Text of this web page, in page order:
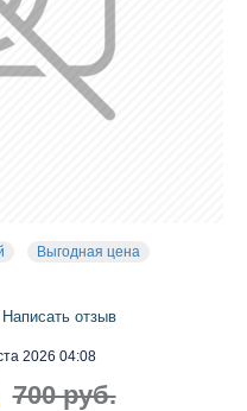
Выгодная цена
2026 04:08
Написать отзыв
700 руб.